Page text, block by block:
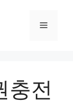
메
충전